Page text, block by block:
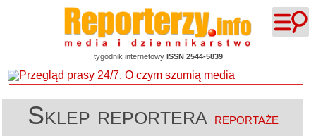
tygodnik internetowy ISSN 2544-5839
Sklep reportera reportaże